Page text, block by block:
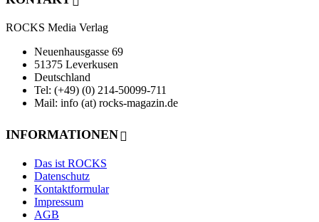
ROCKS Media Verlag
Neuenhausgasse 69
51375 Leverkusen
Deutschland
Tel: (+49) (0) 214-50099-711
Mail: info (at) rocks-magazin.de
INFORMATIONEN
Das ist ROCKS
Datenschutz
Kontaktformular
Impressum
AGB